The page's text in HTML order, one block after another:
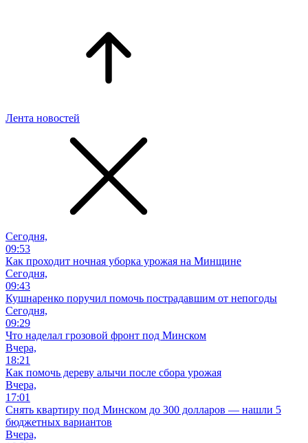
Лента новостей
Сегодня,
09:53
Как проходит ночная уборка урожая на Минщине
Сегодня,
09:43
Кушнаренко поручил помочь пострадавшим от непогоды
Сегодня,
09:29
Что наделал грозовой фронт под Минском
Вчера,
18:21
Как помочь дереву алычи после сбора урожая
Вчера,
17:01
Снять квартиру под Минском до 300 долларов — нашли 5
бюджетных вариантов
Вчера,